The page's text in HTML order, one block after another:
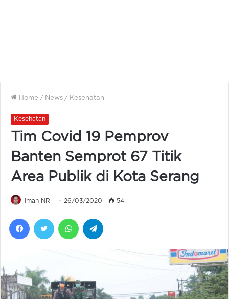
Home / News / Kesehatan
Kesehatan
Tim Covid 19 Pemprov
Banten Semprot 67 Titik
Area Publik di Kota Serang
Iman NR 26/03/2020 54
FacebookTwitter WhatsApp